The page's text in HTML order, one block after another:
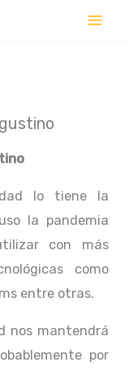
lo tiene la
la pandemia
con más
como
entre otras.
nos mantendrá
por